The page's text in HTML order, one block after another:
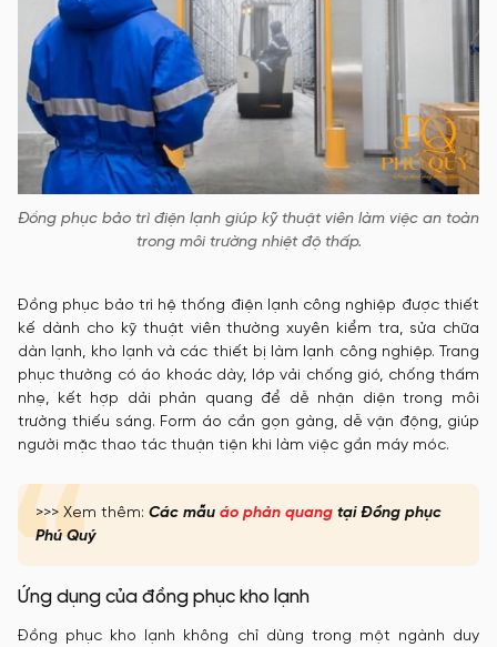
Đồng phục bảo trì điện lạnh giúp kỹ thuật viên làm việc an toàn
trong môi trường nhiệt độ thấp.
Đồng phục bảo trì hệ thống điện lạnh công nghiệp được thiết
kế dành cho kỹ thuật viên thường xuyên kiểm tra, sửa chữa
dàn lạnh, kho lạnh và các thiết bị làm lạnh công nghiệp. Trang
phục thường có áo khoác dày, lớp vải chống gió, chống thấm
nhẹ, kết hợp dải phản quang để dễ nhận diện trong môi
trường thiếu sáng. Form áo cần gọn gàng, dễ vận động, giúp
người mặc thao tác thuận tiện khi làm việc gần máy móc.
>>> Xem thêm: Các mẫu áo phản quang tại Đồng phục
Phú Quý
Ứng dụng của đồng phục kho lạnh
Đồng phục kho lạnh không chỉ dùng trong một ngành duy